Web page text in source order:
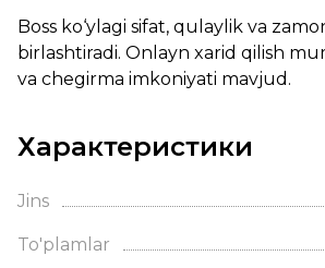
Boss ko‘ylagi sifat, qulaylik va
birlashtiradi. Onlayn xarid qilish
va chegirma imkoniyati mavjud.
Характеристики
Jins
To'plamlar